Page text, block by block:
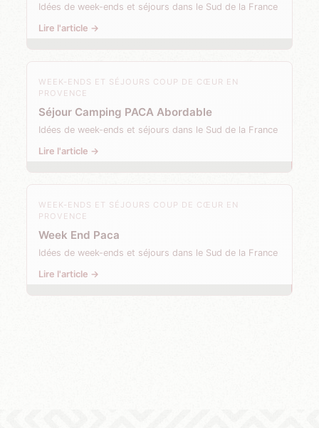
Idées de week-ends et séjours dans le Sud de la France
Lire l'article →
WEEK-ENDS ET SÉJOURS COUP DE CŒUR EN
PROVENCE
Séjour Camping PACA Abordable
Idées de week-ends et séjours dans le Sud de la France
Lire l'article →
WEEK-ENDS ET SÉJOURS COUP DE CŒUR EN
PROVENCE
Week End Paca
Idées de week-ends et séjours dans le Sud de la France
Lire l'article →